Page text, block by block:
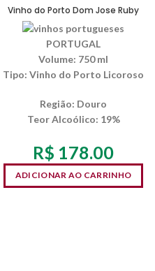
Vinho do Porto Dom Jose Ruby
PORTUGAL
Volume: 750 ml
Tipo: Vinho do Porto Licoroso
Região: Douro
Teor Alcoólico: 19%
R$ 178.00
ADICIONAR AO CARRINHO